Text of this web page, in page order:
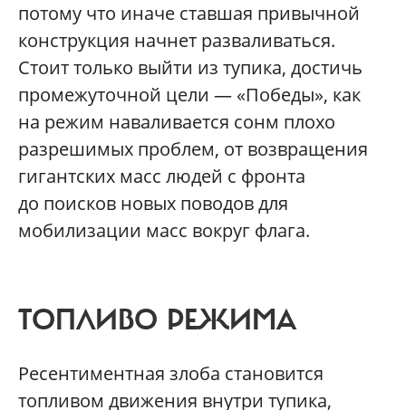
потому что иначе ставшая привычной
конструкция начнет разваливаться.
Стоит только выйти из тупика, достичь
промежуточной цели — «Победы», как
на режим наваливается сонм плохо
разрешимых проблем, от возвращения
гигантских масс людей с фронта
до поисков новых поводов для
мобилизации масс вокруг флага.
ТОПЛИВО РЕЖИМА
Ресентиментная злоба становится
топливом движения внутри тупика,